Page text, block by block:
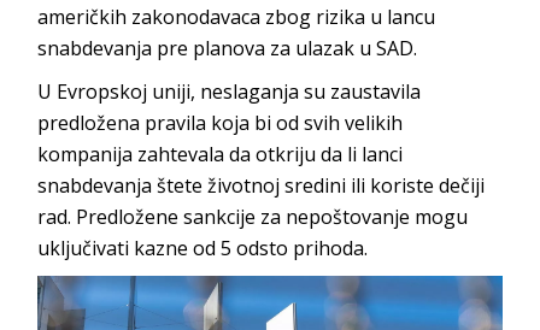
američkih zakonodavaca zbog rizika u lancu
snabdevanja pre planova za ulazak u SAD.
U Evropskoj uniji, neslaganja su zaustavila
predložena pravila koja bi od svih velikih
kompanija zahtevala da otkriju da li lanci
snabdevanja štete životnoj sredini ili koriste dečiji
rad. Predložene sankcije za nepoštovanje mogu
uključivati kazne od 5 odsto prihoda.